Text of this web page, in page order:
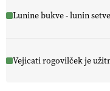
Lunine bukve - lunin
Vejicati rogovilček je